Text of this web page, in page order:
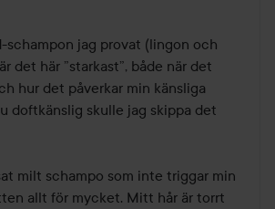
schampon jag provat (lingon och
det här ”starkast”, både när det
hur det påverkar min känsliga
doftkänslig skulle jag skippa det
milt schampo som inte triggar min
allt för mycket. Mitt hår är torrt